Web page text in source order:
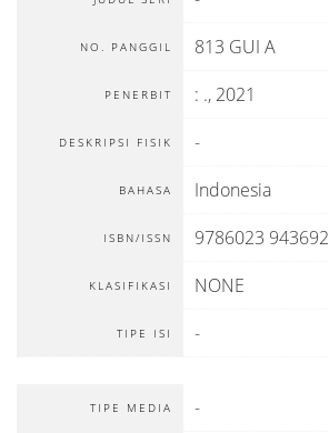
NO. PANGGIL 813 GUI A
PENERBIT : ., 2021
DESKRIPSI FISIK -
BAHASA Indonesia
ISBN/ISSN 9786023 943692
KLASIFIKASI NONE
TIPE ISI -
TIPE MEDIA -